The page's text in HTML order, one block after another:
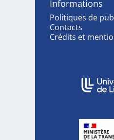
Informations
Politiques de
Contacts
Crédits et
Affiliations/